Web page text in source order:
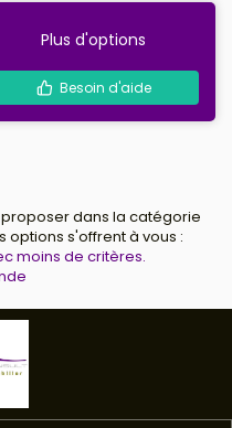
Plus d'options
Besoin d'aide
dans la catégorie
options s'offrent à vous :
moins de critères.